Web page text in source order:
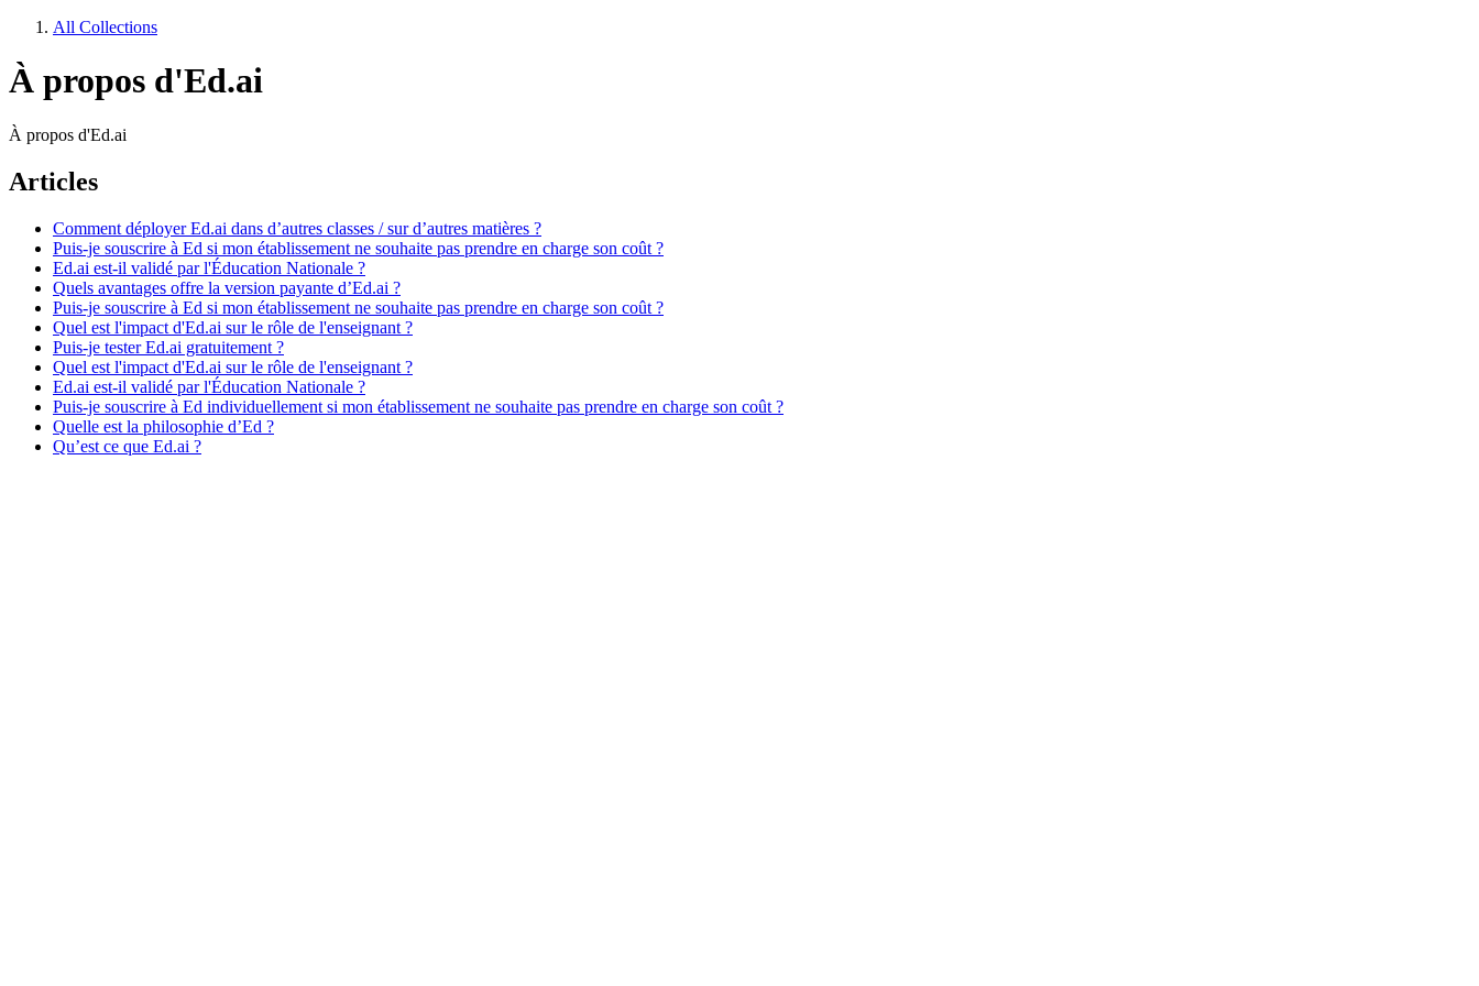
All Collections
À propos d'Ed.ai
À propos d'Ed.ai
Articles
Comment déployer Ed.ai dans d’autres classes / sur d’autres matières ?
Puis-je souscrire à Ed si mon établissement ne souhaite pas prendre en charge son coût ?
Ed.ai est-il validé par l'Éducation Nationale ?
Quels avantages offre la version payante d’Ed.ai ?
Puis-je souscrire à Ed si mon établissement ne souhaite pas prendre en charge son coût ?
Quel est l'impact d'Ed.ai sur le rôle de l'enseignant ?
Puis-je tester Ed.ai gratuitement ?
Quel est l'impact d'Ed.ai sur le rôle de l'enseignant ?
Ed.ai est-il validé par l'Éducation Nationale ?
Puis-je souscrire à Ed individuellement si mon établissement ne souhaite pas prendre en charge son coût ?
Quelle est la philosophie d’Ed ?
Qu’est ce que Ed.ai ?